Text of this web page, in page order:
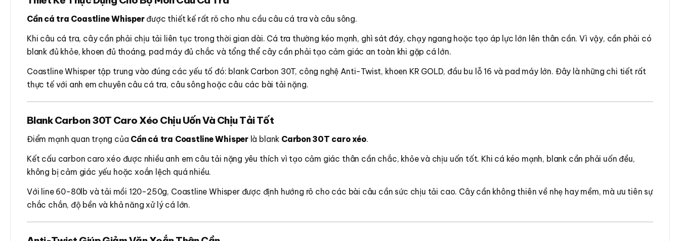
Cần cá tra Coastline Whisperđược thiết kế rất rõ cho nhu cầu câu cá tra và câu sông.
Khi câu cá tra, cây cần phải chịu tải liên tục trong thời gian dài. Cá tra thường kéo mạnh, ghì sát đáy, chạy ngang hoặc tạo áp lực lớn lên thân cần. Vì vậy, cần phải có
blank đủ khỏe, khoen đủ thoáng, pad máy đủ chắc và tổng thể cây cần phải tạo cảm giác an toàn khi gặp cá lớn.
Coastline Whisper tập trung vào đúng các yếu tố đó: blank Carbon 30T, công nghệ Anti-Twist, khoen KR GOLD, đầu bu lỗ 16 và pad máy lớn. Đây là những chi tiết rất
thực tế với anh em chuyên câu cá tra, câu sông hoặc câu các bài tải nặng.
Blank Carbon 30T Caro Xéo Chịu Uốn Và Chịu Tải Tốt
Điểm mạnh quan trọng của Cần cá tra Coastline Whisperlà blank Carbon 30T caro xéo.
Kết cấu carbon caro xéo được nhiều anh em câu tải nặng yêu thích vì tạo cảm giác thân cần chắc, khỏe và chịu uốn tốt. Khi cá kéo mạnh, blank cần phải uốn đều,
không bị cảm giác yếu hoặc xoắn lệch quá nhiều.
Với line 60-80lb và tải mồi 120-250g, Coastline Whisper được định hướng rõ cho các bài câu cần sức chịu tải cao. Cây cần không thiên về nhẹ hay mềm, mà ưu tiên sự
chắc chắn, độ bền và khả năng xử lý cá lớn.